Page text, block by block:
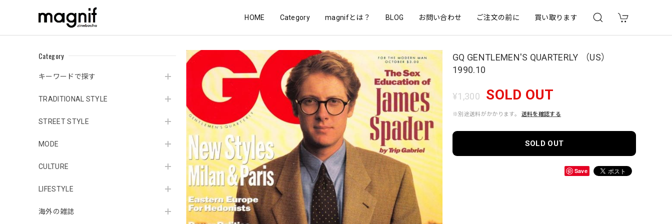
HOME Category magnifとは？ BLOG お問い合わせ ご注文の前に 買い取ります
Category
キーワードで探す
TRADITIONAL STYLE
STREET STYLE
MODE
CULTURE
LIFESTYLE
海外の雑誌
GQ GENTLEMEN'S QUARTERLY （US）
1990.10
¥1,300 SOLD OUT
※別途送料がかかります。 送料を確認する
SOLD OUT
Save